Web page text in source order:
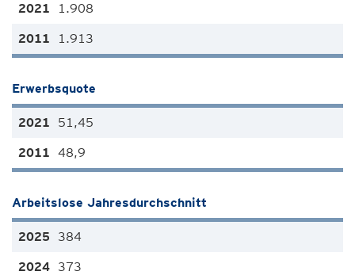
1.908
1.913
Erwerbsquote
51,45
48,9
Arbeitslose Jahresdurchschnitt
384
373